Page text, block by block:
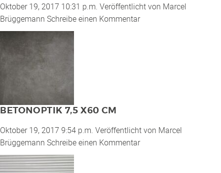
SHOWROOM
JOBS
SONSTIGE
BERATUNG UND PLANUNG
Oktober 19, 2017 10:31 p.m. Veröffentlicht von Marcel
Brüggemann Schreibe einen Kommentar
BETONOPTIK 7,5 X60 CM
Oktober 19, 2017 9:54 p.m. Veröffentlicht von Marcel
Brüggemann Schreibe einen Kommentar